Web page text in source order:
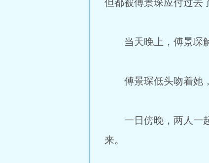
但都被傅景琛应付过去
当天晚上，傅景琛解
傅景琛低头吻着她，
一日傍晚，两人一起
来。